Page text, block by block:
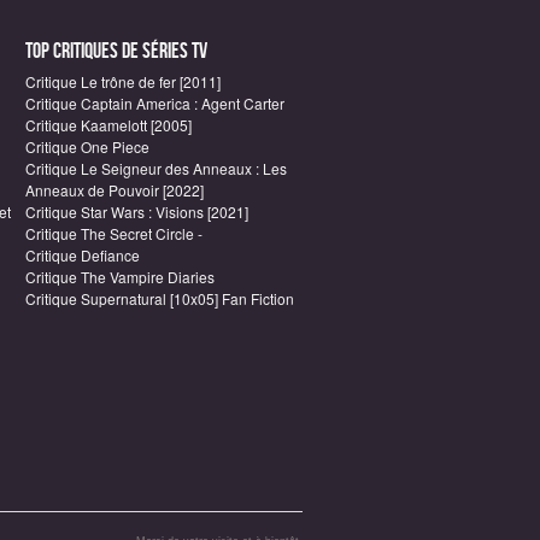
Top critiques de Séries TV
Critique Le trône de fer [2011]
Critique Captain America : Agent Carter
Critique Kaamelott [2005]
Critique One Piece
Critique Le Seigneur des Anneaux : Les
Anneaux de Pouvoir [2022]
Critique Star Wars : Visions [2021]
Critique The Secret Circle -
Critique Defiance
Critique The Vampire Diaries
Critique Supernatural [10x05] Fan Fiction